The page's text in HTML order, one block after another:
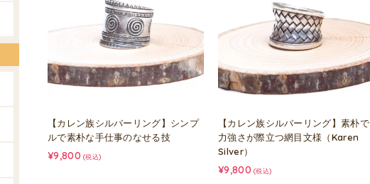
【カレン族シルバーリング】シンプ
ルで素朴な手仕事のなせる技
¥9,800 (税込)
【カレン族シルバーリング】素朴で
力強さが際立つ網目文様（Karen
Silver）
¥9,800 (税込)